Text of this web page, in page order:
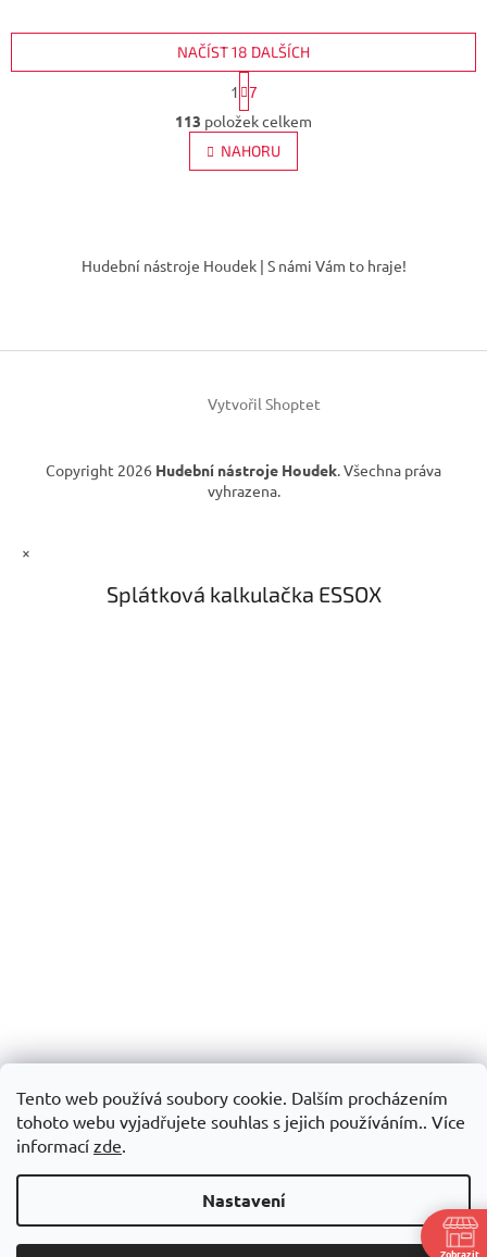
Tento web používá soubory cookie. Dalším procházením
tohoto webu vyjadřujete souhlas s jejich používáním.. Více
informací zde.
Nastavení
O
v
l
á
p
y
ý
s
u
NAČÍST 18 DALŠÍCH
t
r
á
n
k
í
1
7
113 položek celkem
NAHORU
í
Hudební nástroje Houdek | S námi Vám to hraje!
Vytvořil Shoptet
Copyright 2026 Hudební nástroje Houdek. Všechna práva
vyhrazena.
×
Splátková kalkulačka ESSOX
Zobrazit